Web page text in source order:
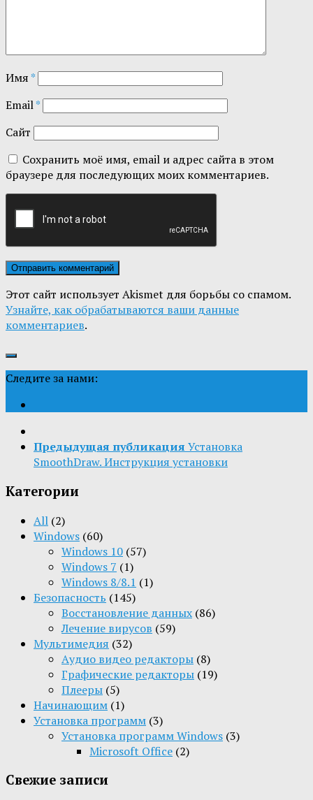
Имя*
Email*
Сайт
Сохранить моё имя, email и адрес сайта в этом
браузере для последующих моих комментариев.
Этот сайт использует Akismet для борьбы со спамом.
Узнайте, как обрабатываются ваши данные
комментариев.
Следите за нами:
Предыдущая публикация Установка
SmoothDraw. Инструкция установки
Категории
All (2)
Windows (60)
Windows 10 (57)
Windows 7 (1)
Windows 8/8.1 (1)
Безопасность (145)
Восстановление данных (86)
Лечение вирусов (59)
Мультимедия (32)
Aудио видео редакторы (8)
Графические редакторы (19)
Плееры (5)
Начинающим (1)
Установка программ (3)
Установка программ Windows (3)
Microsoft Office (2)
Свежие записи